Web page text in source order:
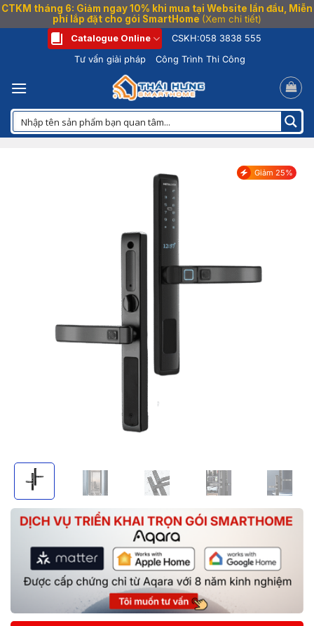
CTKM tháng 6: Giảm ngay 10% khi mua tại Website lần đầu, Miễn
phí lắp đặt cho gói SmartHome (Xem chi tiết)
dung
Catalogue Online CSKH:058 3838 555
Tư vấn giải pháp
Công Trình Thi Công
Giảm 25%